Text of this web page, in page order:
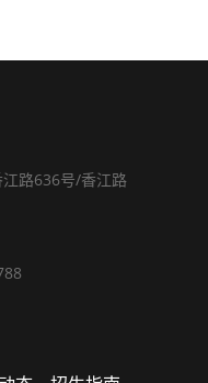
路636号/香江路